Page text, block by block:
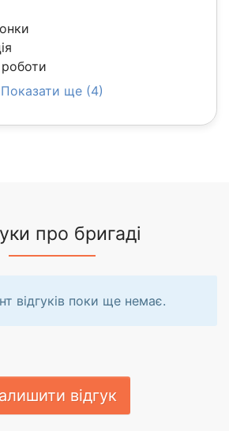
роботи
Показати ще (4)
про бригаді
відгуків поки ще немає.
відгук